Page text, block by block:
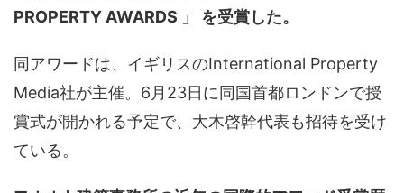
PROPERTY AWARDS 」 を受賞した。
同アワードは、イギリスのInternational Property
Media社が主催。6月23日に同国首都ロンドンで授
賞式が開かれる予定で、大木啓幹代表も招待を受け
ている。